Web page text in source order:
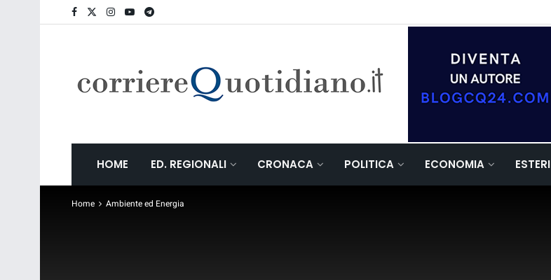
HOME ED. REGIONALI CRONACA POLITICA ECONOMIA ESTERI
Home Ambiente ed Energia